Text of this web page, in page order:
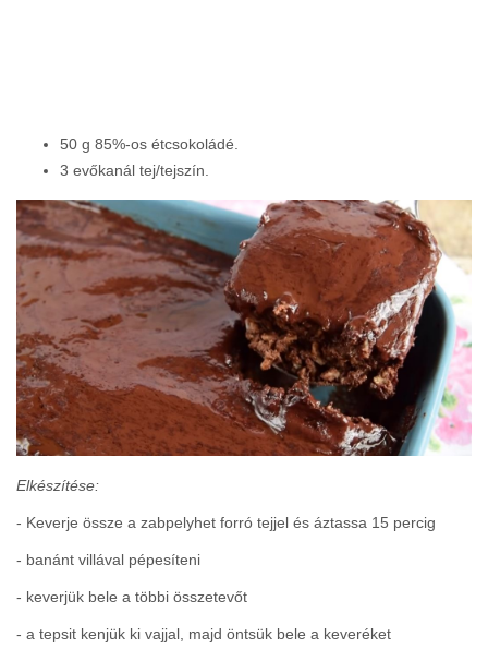
50 g 85%-os étcsokoládé.
3 evőkanál tej/tejszín.
Elkészítése:
- Keverje össze a zabpelyhet forró tejjel és áztassa 15 percig
- banánt villával pépesíteni
- keverjük bele a többi összetevőt
- a tepsit kenjük ki vajjal, majd öntsük bele a keveréket